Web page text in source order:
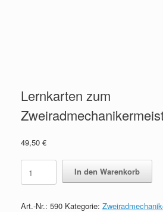
Lernkarten zum
49,50 €
Lernkarten
zum
Zweiradmechanikermeister
In den Warenkorb
Art.-Nr.: 590 Kategorie: